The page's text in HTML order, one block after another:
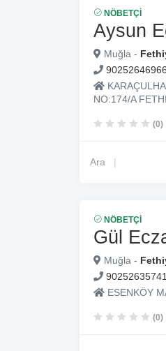
NÖBETÇI
Aysun
Muğla -
NO:174/A
(0)
Ara
NÖBETÇI
Gül
Muğla -
ESENKÖY
(0)